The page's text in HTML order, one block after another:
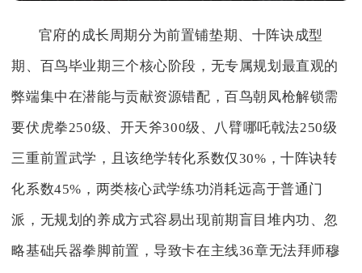
官府的成长周期分为前置铺垫期、十阵诀成型
期、百鸟毕业期三个核心阶段，无专属规划最直观的
弊端集中在潜能与贡献资源错配，百鸟朝凤枪解锁需
要伏虎拳250级、开天斧300级、八臂哪吒戟法250级
三重前置武学，且该绝学转化系数仅30%，十阵诀转
化系数45%，两类核心武学练功消耗远高于普通门
派，无规划的养成方式容易出现前期盲目堆内功、忽
略基础兵器拳脚前置，导致卡在主线36章无法拜师穆